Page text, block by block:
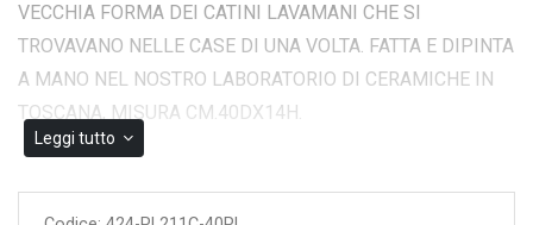
VECCHIA FORMA DEI CATINI LAVAMANI CHE SI
TROVAVANO NELLE CASE DI UNA VOLTA. FATTA E DIPINTA
A MANO NEL NOSTRO LABORATORIO DI CERAMICHE IN
TOSCANA, MISURA CM.40DX14H.
Leggi tutto